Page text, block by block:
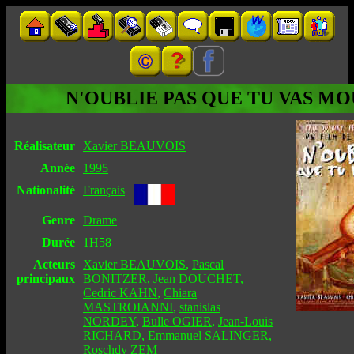
N'OUBLIE PAS QUE TU VAS
Réalisateur
Xavier BEAUVOIS
Année
1995
Nationalité Français
Genre Drame
Durée
1H58
Acteurs
principaux
Xavier BEAUVOIS, Pascal
BONITZER, Jean DOUCHET,
Cedric KAHN, Chiara
MASTROIANNI, stanislas
NORDEY, Bulle OGIER, Jean-Louis
RICHARD, Emmanuel SALINGER,
Roschdy ZEM